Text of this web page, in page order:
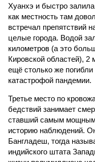
Хуанхэ и быстро
как местность там
встречал препятствий
целые города. Водой
километров (а это
Кировской областей), 2
ещё столько же погибли
катастрофой пандемии.
Третье место по
бедствий занимает
ставший самым
историю наблюдений.
Бангладеш, тогда
индийского штата